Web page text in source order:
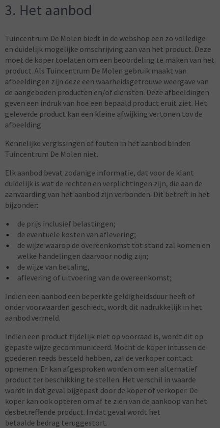
3. Het aanbod
Tuincentrum De Molen biedt in de webshop een zo volledige
en duidelijk mogelijke omschrijving aan van het product. Deze
moet de koper toelaten om een beoordeling te maken van het
product. Als Tuincentrum De Molen gebruik maakt van
afbeeldingen zijn deze een waarheidsgetrouwe weergave van
de aangeboden producten en/of diensten. Deze afbeeldingen
geven een indruk van hoe een bepaald product eruit ziet. Het
geleverde product kan een kleine afwijking vertonen tov de
afbeelding.
Kennelijke vergissingen of fouten in het aanbod binden
Tuincentrum De Molen niet.
Elk aanbod bevat zodanige informatie, dat voor de klant
duidelijk is wat de rechten en verplichtingen zijn, die aan de
aanvaarding van het aanbod zijn verbonden. Dit betreft in het
bijzonder:
de prijs inclusief belastingen;
de eventuele kosten van aflevering;
de wijze waarop de overeenkomst tot stand zal komen en
welke handelingen daarvoor nodig zijn;
de wijze van betaling,
aflevering of uitvoering van de overeenkomst;
Indien een aanbod een beperkte geldigheidsduur heeft of
onder voorwaarden geschiedt, wordt dit nadrukkelijk in het
aanbod vermeld.
Indien een product tijdelijk niet op voorraad is, wordt dit op
gepaste wijze gecommuniceerd. Mocht de koper intussen de
goederen reeds besteld hebben, zal de verkoper contact
opnemen. Er kan afgesproken worden om een alternatief
product ter beschikking te stellen. Het verschil in waarde
wordt in dat geval bijgepast door de koper of verkoper. De
koper kan ook opteren om af te zien van de aankoop van het
desbetreffende product. In dat geval wordt het
betaalde bedrag teruggestort.